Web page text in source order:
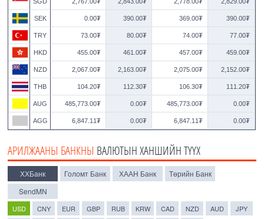
SEK 0.00₮ 390.00₮ 369.00₮ 390.00₮
TRY 73.00₮ 80.00₮ 74.00₮ 77.00₮
HKD 455.00₮ 461.00₮ 457.00₮ 459.00₮
NZD 2,067.00₮ 2,163.00₮ 2,075.00₮ 2,152.00₮
THB 104.20₮ 112.30₮ 106.30₮ 111.20₮
AUG 485,773.00₮ 0.00₮ 485,773.00₮ 0.00₮
AGG 6,847.11₮ 0.00₮ 6,847.11₮ 0.00₮
АРИЛЖААНЫ БАНКНЫ ВАЛЮТЫН ХАНШИЙН ТҮҮХ
ХХБанк Голомт Банк ХААН Банк
Төрийн Банк
SendMN
USD CNY EUR GBP RUB KRW CAD NZD AUD JPY